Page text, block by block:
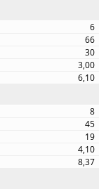
6
66
30
3,00
6,10
8
45
19
4,10
8,37